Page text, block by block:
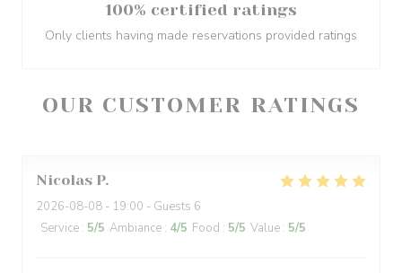
OUR CUSTOMER RATINGS
Nicolas P
2026-08-08 - 19:00 - Guests 6
Service : 5/5 Ambiance : 4/5 Food : 5/5 Value : 5/5
100% certified ratings
Only clients having made reservations provided ratings